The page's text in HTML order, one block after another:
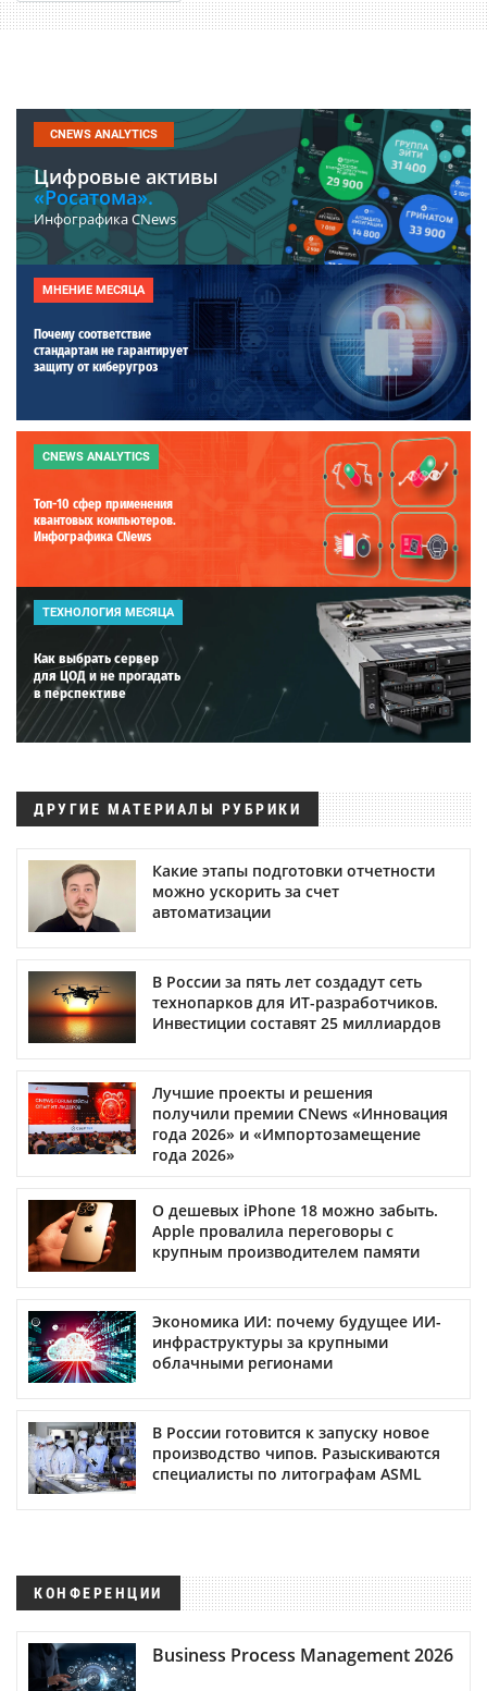
CNEWS ANALYTICS
Цифровые активы
«Росатома».
Инфографика CNews
МНЕНИЕ МЕСЯЦА
Почему соответствие
стандартам не гарантирует
защиту от киберугроз
CNEWS ANALYTICS
Топ-10 сфер применения
квантовых компьютеров.
Инфографика CNews
ТЕХНОЛОГИЯ МЕСЯЦА
Как выбрать сервер
для ЦОД и не прогадать
в перспективе
ДРУГИЕ МАТЕРИАЛЫ РУБРИКИ
Какие этапы подготовки отчетности
можно ускорить за счет
автоматизации
В России за пять лет создадут сеть
технопарков для ИТ-разработчиков.
Инвестиции составят 25 миллиардов
Лучшие проекты и решения
получили премии CNews «Инновация
года 2026» и «Импортозамещение
года 2026»
О дешевых iPhone 18 можно забыть.
Apple провалила переговоры с
крупным производителем памяти
Экономика ИИ: почему будущее ИИ-
инфраструктуры за крупными
облачными регионами
В России готовится к запуску новое
производство чипов. Разыскиваются
специалисты по литографам ASML
КОНФЕРЕНЦИИ
Business Process Management 2026